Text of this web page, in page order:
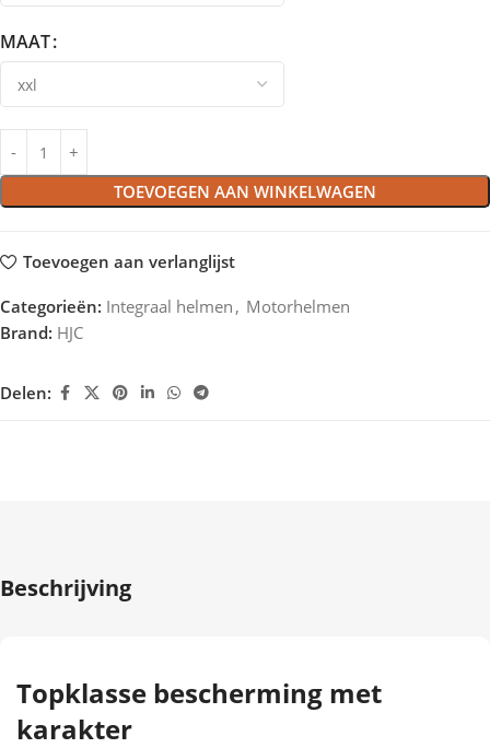
MAAT
TOEVOEGEN AAN WINKELWAGEN
Toevoegen aan verlanglijst
Categorieën: Integraal helmen , Motorhelmen
Brand: HJC
Delen:
Beschrijving
Topklasse bescherming met
karakter